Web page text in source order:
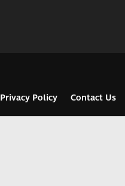
Privacy Policy Contact Us